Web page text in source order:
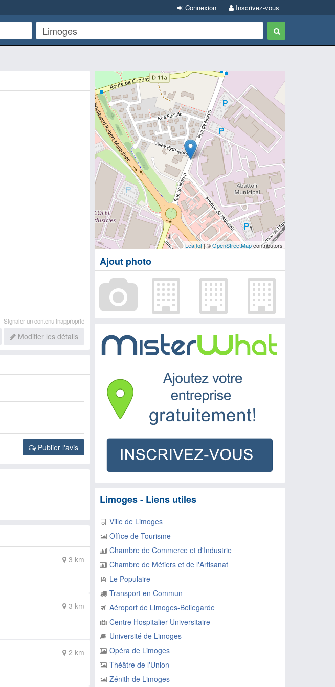
Inscrivez-vous
Connexion
Signaler un contenu inapproprié
Modifier les détails
Publier l'avis
3 km
3 km
2 km
Leaflet| ©OpenStreetMapcontributors
Ajout photo
Limoges - Liens utiles
Ville de Limoges
Office de Tourisme
Chambre de Commerce et d'Industrie
Chambre de Métiers et de l'Artisanat
Le Populaire
Transport en Commun
Aéroport de Limoges-Bellegarde
Centre Hospitalier Universitaire
Université de Limoges
Opéra de Limoges
Théâtre de l'Union
Zénith de Limoges